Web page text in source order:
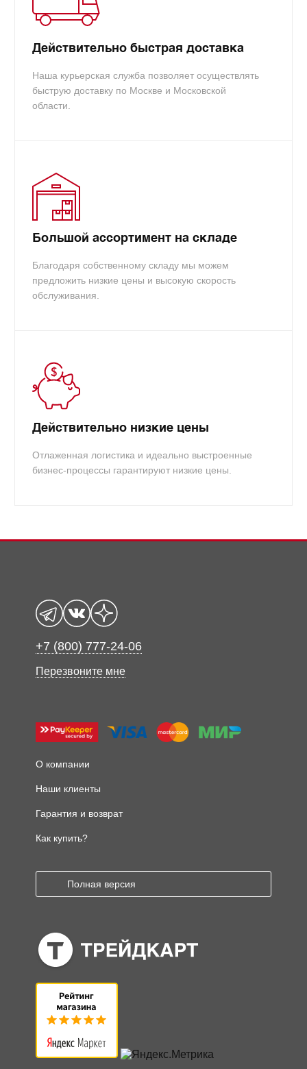
Действительно быстрая доставка
Наша курьерская служба позволяет осуществлять
быструю доставку по Москве и Московской
области.
Большой ассортимент на складе
Благодаря собственному складу мы можем
предложить низкие цены и высокую скорость
обслуживания.
Действительно низкие цены
Отлаженная логистика и идеально выстроенные
бизнес-процессы гарантируют низкие цены.
+7 (800) 777-24-06
Перезвоните мне
О компании
Наши клиенты
Гарантия и возврат
Как купить?
Полная версия